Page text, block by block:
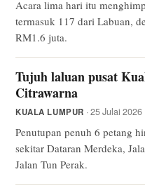
Acara lima hari itu
termasuk 117 dari Labuan,
RM1.6 juta.
Tujuh laluan pusat
Citrawarna
KUALA LUMPUR · 25 Julai 2026
Penutupan penuh 6 petang
sekitar Dataran Merdeka,
Jalan Tun Perak.